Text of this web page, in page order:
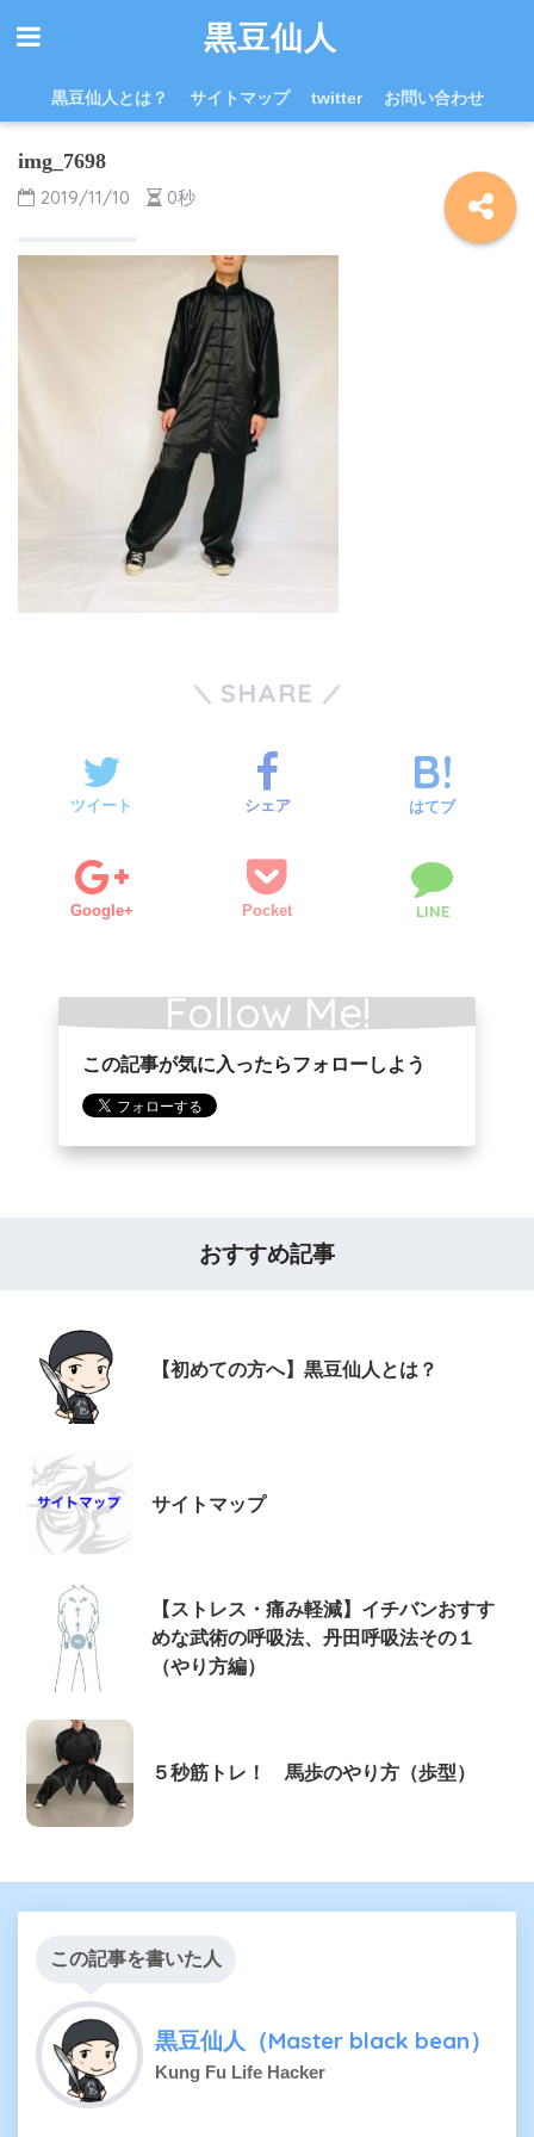
黒豆仙人
黒豆仙人とは？ サイトマップ twitter お問い合わせ
img_7698
2019/11/10 0秒
SHARE
ツイート シェア はてブ
Google+ Pocket LINE
Follow Me!
この記事が気に入ったらフォローしよう
おすすめ記事
【初めての方へ】黒豆仙人とは？
サイトマップ
【ストレス・痛み軽減】イチバンおすす
めな武術の呼吸法、丹田呼吸法その１
（やり方編）
５秒筋トレ！ 馬歩のやり方（歩型）
この記事を書いた人
黒豆仙人（Master black bean）
Kung Fu Life Hacker